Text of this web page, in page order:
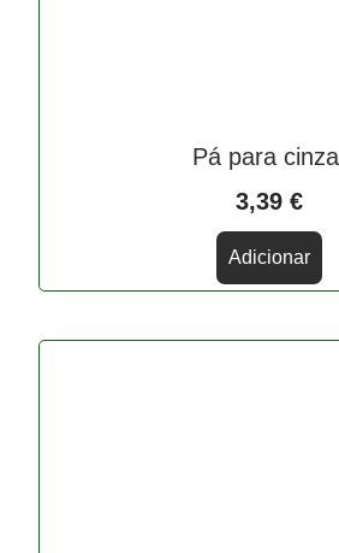
Pá para
3,39 €
Adicionar